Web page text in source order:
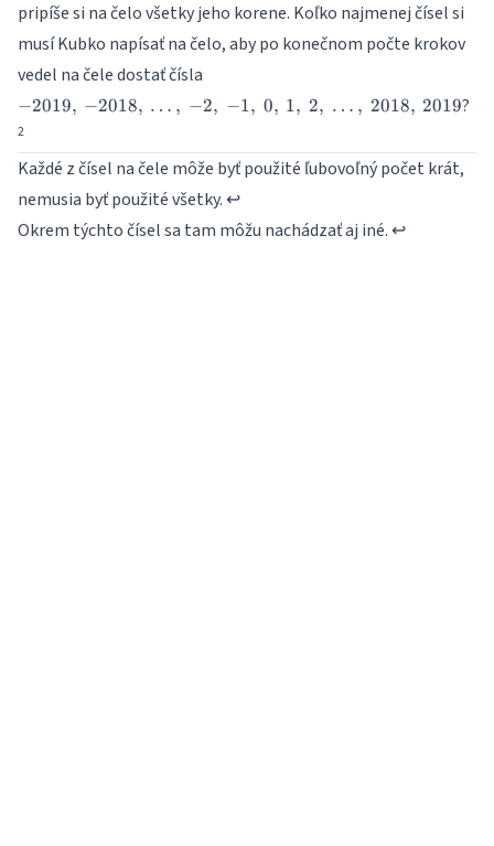
pripíše si na čelo všetky jeho korene. Koľko najmenej čísel si
musí Kubko napísať na čelo, aby po konečnom počte krokov
vedel na čele dostať čísla
-2018,\
\dots,\
-1,\ 0,\
1,\ 2,\
\dots,\
2018,\
−2019, −2018, … , −2, −1, 0, 1, 2, … , 2018, 2019?
2
Každé z čísel na čele môže byť použité ľubovoľný počet krát,
nemusia byť použité všetky. ↩
Okrem týchto čísel sa tam môžu nachádzať aj iné. ↩